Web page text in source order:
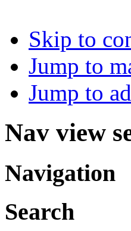
Skip to
Jump to
Jump to
Nav view
Navigation
Search